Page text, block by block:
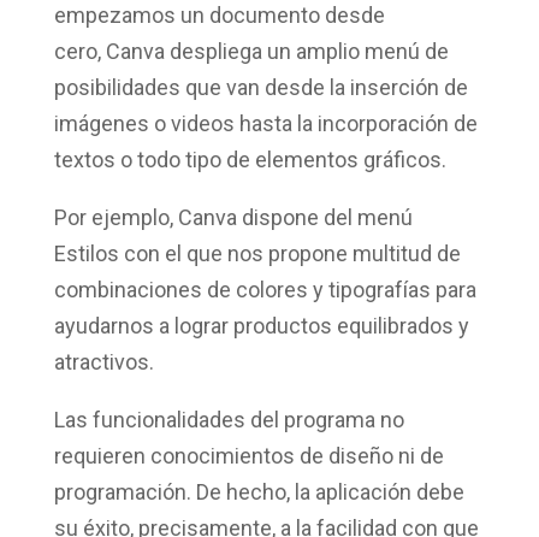
empezamos un documento desde
cero, Canva despliega un amplio menú de
posibilidades que van desde la inserción de
imágenes o videos hasta la incorporación de
textos o todo tipo de elementos gráficos.
Por ejemplo, Canva dispone del menú
Estilos con el que nos propone multitud de
combinaciones de colores y tipografías para
ayudarnos a lograrproductos equilibrados y
atractivos.
Las funcionalidades del programa no
requieren conocimientos de diseño ni de
programación. De hecho, la aplicación debe
su éxito, precisamente, a la facilidad con que